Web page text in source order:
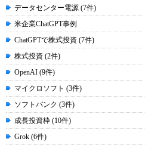
データセンター電源 (7件)
米企業ChatGPT事例
ChatGPTで株式投資 (7件)
株式投資 (2件)
OpenAI (9件)
マイクロソフト (3件)
ソフトバンク (3件)
成長投資枠 (10件)
Grok (6件)